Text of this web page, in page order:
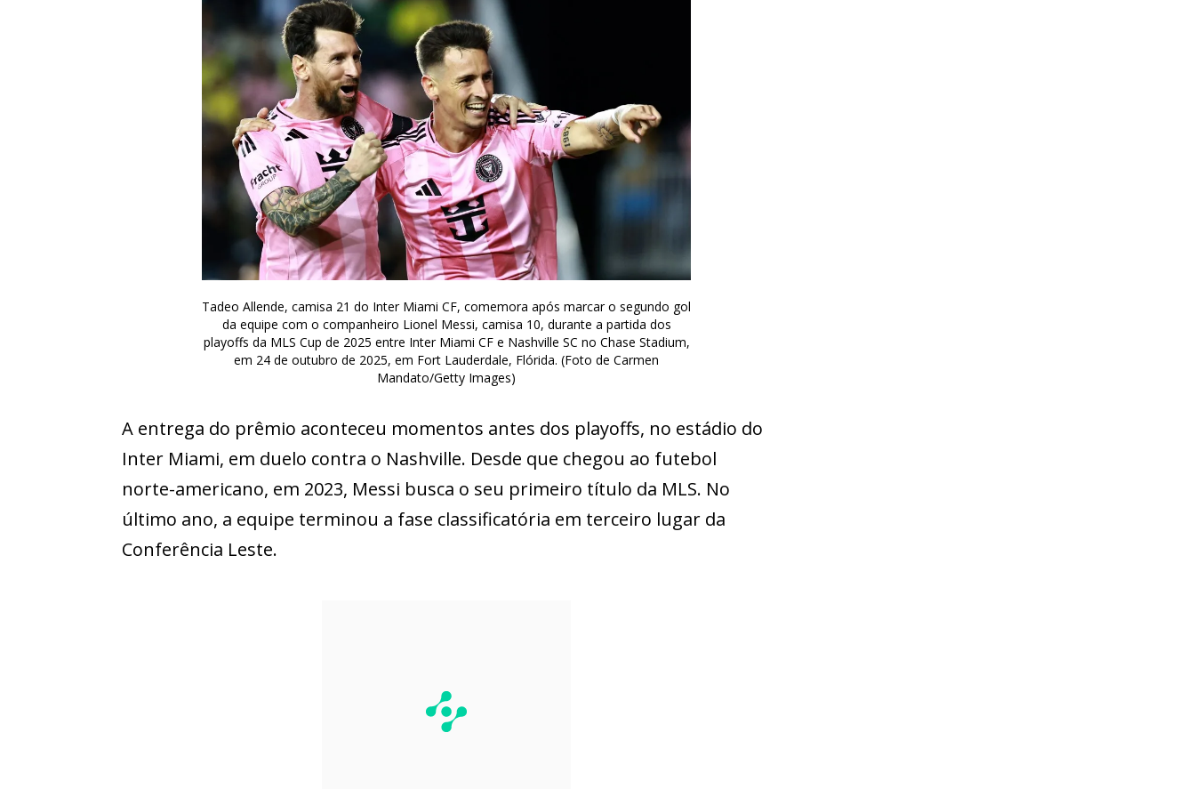
Tadeo Allende, camisa 21 do Inter Miami CF, comemora após marcar o segundo gol
da equipe com o companheiro Lionel Messi, camisa 10, durante a partida dos
playoffs da MLS Cup de 2025 entre Inter Miami CF e Nashville SC no Chase Stadium,
em 24 de outubro de 2025, em Fort Lauderdale, Flórida. (Foto de Carmen
Mandato/Getty Images)
A entrega do prêmio aconteceu momentos antes dos playoffs, no estádio do
Inter Miami, em duelo contra o Nashville. Desde que chegou ao futebol
norte-americano, em 2023, Messi busca o seu primeiro título da MLS. No
último ano, a equipe terminou a fase classificatória em terceiro lugar da
Conferência Leste.